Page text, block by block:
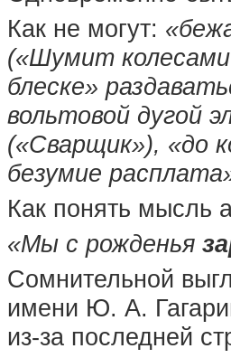
Как не могут:
(«Шумит колесами
блеске»
вольтовой дугой
(«Сварщик»), «до
безумие
Как понять мысль
«Мы с рожденья
Сомнительной
имени Ю. А.
из-за последней